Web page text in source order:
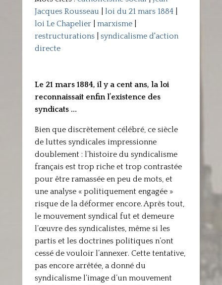
Jacques Rousseau
loi du 21 mars 1884|
loi Le Chapelier| marxisme|
restructurations| syndicalisme d'action
directe
Le 21 mars 1884, il y a cent ans, la loi
reconnaissait enfin l’existence des
syndicats …
Bien que discrètement célébré, ce siècle
de luttes syndicales impressionne
doublement : l’histoire du syndicalisme
français est trop riche et trop contrastée
pour être ramassée en peu de mots, et
une analyse « politiquement engagée »
risque de la déformer encore. Après tout,
le mouvement syndical fut et demeure
l’œuvre des syndicalistes, même si les
partis et les doctrines politiques n’ont
cessé de vouloir l’annexer. Cette tentative,
pas encore arrêtée, a donné du
syndicalisme l’image d’un mouvement